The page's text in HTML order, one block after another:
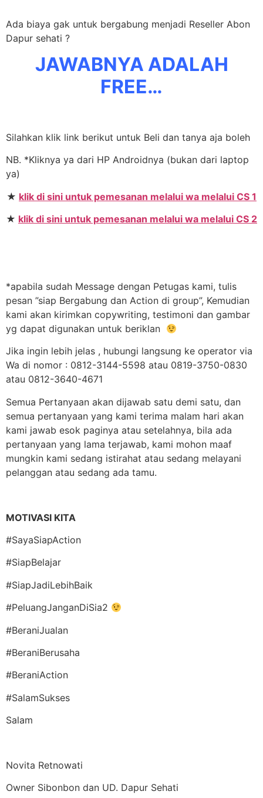
Ada biaya gak untuk bergabung menjadi Reseller Abon
Dapur sehati ?
JAWABNYA ADALAH
FREE…
Silahkan klik link berikut untuk Beli dan tanya aja boleh
NB. *Kliknya ya dari HP Androidnya (bukan dari laptop
ya)
★ klik di sini untuk pemesanan melalui wa melalui CS 1
★ klik di sini untuk pemesanan melalui wa melalui CS 2
*apabila sudah Message dengan Petugas kami, tulis
pesan ”siap Bergabung dan Action di group”, Kemudian
kami akan kirimkan copywriting, testimoni dan gambar
yg dapat digunakan untuk beriklan
Jika ingin lebih jelas , hubungi langsung ke operator via
Wa di nomor : 0812-3144-5598 atau 0819-3750-0830
atau 0812-3640-4671
Semua Pertanyaan akan dijawab satu demi satu, dan
semua pertanyaan yang kami terima malam hari akan
kami jawab esok paginya atau setelahnya, bila ada
pertanyaan yang lama terjawab, kami mohon maaf
mungkin kami sedang istirahat atau sedang melayani
pelanggan atau sedang ada tamu.
MOTIVASI KITA
#SayaSiapAction
#SiapBelajar
#SiapJadiLebihBaik
#PeluangJanganDiSia2
#BeraniJualan
#BeraniBerusaha
#BeraniAction
#SalamSukses
Salam
Novita Retnowati
Owner Sibonbon dan UD. Dapur Sehati